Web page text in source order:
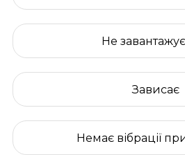
Не
Зависає
Немає вібрації